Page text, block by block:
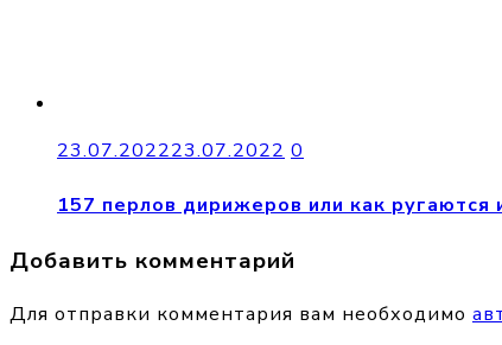
23.07.202223.07.2022 0
157 перлов дирижеров или как ругаются
Добавить комментарий
Для отправки комментария вам необходимо